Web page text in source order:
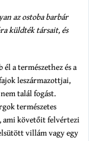
az ostoba barbár
küldték társait, és
a természethez és a
leszármazottjai,
talál fogást.
természetes
ami követőit felvértezi
villám vagy egy